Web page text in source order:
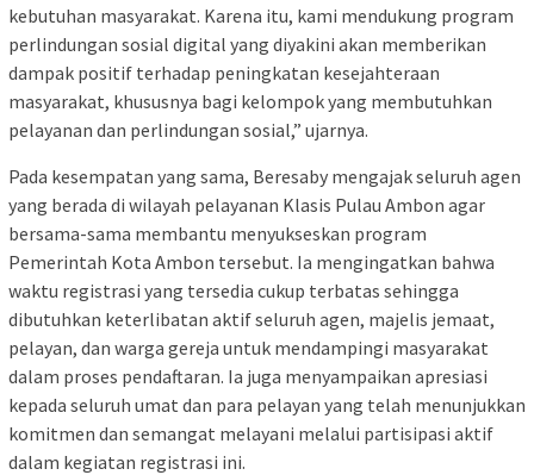
kebutuhan masyarakat. Karena itu, kami mendukung program
perlindungan sosial digital yang diyakini akan memberikan
dampak positif terhadap peningkatan kesejahteraan
masyarakat, khususnya bagi kelompok yang membutuhkan
pelayanan dan perlindungan sosial,” ujarnya.
Pada kesempatan yang sama, Beresaby mengajak seluruh agen
yang berada di wilayah pelayanan Klasis Pulau Ambon agar
bersama-sama membantu menyukseskan program
Pemerintah Kota Ambon tersebut. Ia mengingatkan bahwa
waktu registrasi yang tersedia cukup terbatas sehingga
dibutuhkan keterlibatan aktif seluruh agen, majelis jemaat,
pelayan, dan warga gereja untuk mendampingi masyarakat
dalam proses pendaftaran. Ia juga menyampaikan apresiasi
kepada seluruh umat dan para pelayan yang telah menunjukkan
komitmen dan semangat melayani melalui partisipasi aktif
dalam kegiatan registrasi ini.